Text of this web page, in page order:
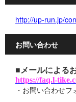
http://up-run.jp/
お問い合わせ
■メールによる
https://faq.l-
・お問い合わせ